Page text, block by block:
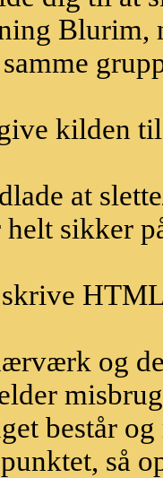
Blurim,
kilden
at
sikker
og
består
så